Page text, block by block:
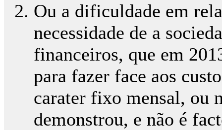
Ou a dificuldade em
necessidade de a
financeiros, que em
para fazer face aos
carater fixo mensal, ou
demonstrou, e não é